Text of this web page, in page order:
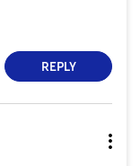
REPLY